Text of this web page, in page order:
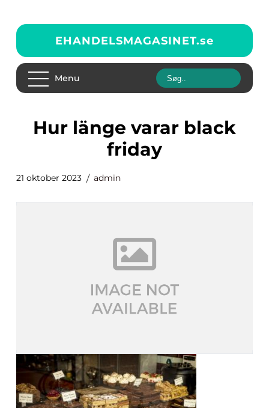
EHANDELSMAGASINET.se
Menu
hur länge varar black
friday
21 oktober 2023 admin